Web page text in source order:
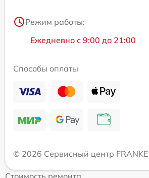
Режим работы:
Ежедневно с 9:00 до 21:00
Способы оплаты
© 2026 Сервисный центр FRANKE
Стоимость ремонта